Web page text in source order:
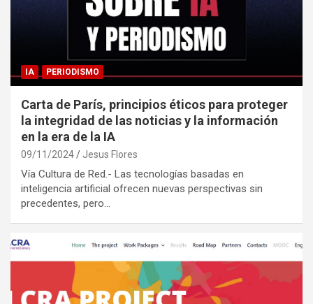
IA PERIODISMO
Carta de París, principios éticos para proteger
la integridad de las noticias y la información
en la era de la IA
09/11/2024 Jesus Flores
Vía Cultura de Red.- Las tecnologías basadas en
inteligencia artificial ofrecen nuevas perspectivas sin
precedentes, pero…